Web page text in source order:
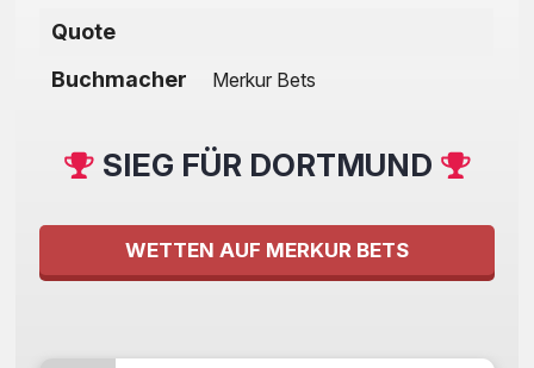
Quote
Buchmacher
Merkur Bets
SIEG FÜR DORTMUND
WETTEN AUF MERKUR BETS